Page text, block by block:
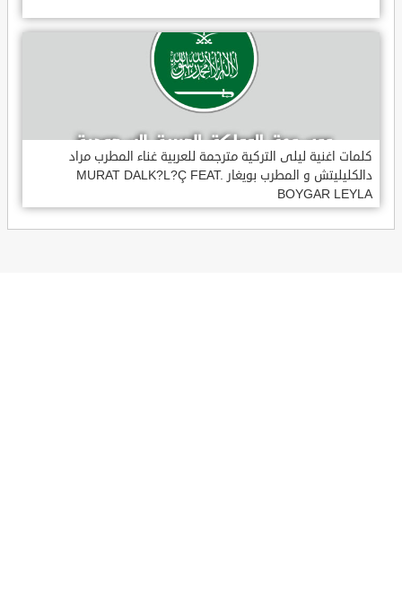
كلمات اغنية ليلى التركية مترجمة للعربية غناء المطرب مراد
دالكليليتش و المطرب بويغار MURAT DALK?L?Ç FEAT.
BOYGAR LEYLA